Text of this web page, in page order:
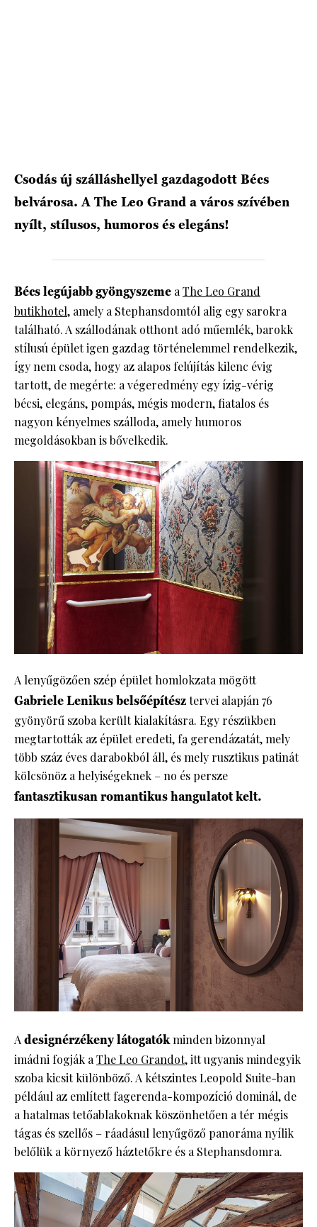
Csodás új szálláshellyel gazdagodott Bécs
belvárosa. A The Leo Grand a város szívében
nyílt, stílusos, humoros és elegáns!
Bécs legújabb gyöngyszeme aThe Leo Grand
butikhotel, amely a Stephansdomtól alig egy sarokra
található. A szállodának otthont adó műemlék, barokk
stílusú épület igen gazdag történelemmel rendelkezik,
így nem csoda, hogy az alapos felújítás kilenc évig
tartott, de megérte: a végeredmény egy ízig-vérig
bécsi, elegáns, pompás, mégis modern, fiatalos és
nagyon kényelmes szálloda, amely humoros
megoldásokban is bővelkedik.
A lenyűgözően szép épület homlokzata mögött
Gabriele Lenikus belsőépítésztervei alapján 76
gyönyörű szoba került kialakításra. Egy részükben
megtartották az épület eredeti, fa gerendázatát, mely
több száz éves darabokból áll, és mely rusztikus patinát
kölcsönöz a helyiségeknek – no és persze
fantasztikusan romantikus hangulatot kelt.
Adesignérzékeny látogatókminden bizonnyal
imádni fogják aThe Leo Grandot, itt ugyanis mindegyik
szoba kicsit különböző. A kétszintes Leopold Suite-ban
például az említett fagerenda-kompozíció dominál, de
a hatalmas tetőablakoknak köszönhetően a tér mégis
tágas és szellős – ráadásul lenyűgöző panoráma nyílik
belőlük a környező háztetőkre és a Stephansdomra.